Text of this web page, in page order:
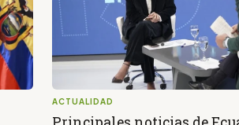
ACTUALIDAD